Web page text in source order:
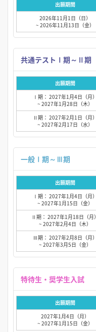
出願期間
2026年11月1日（日）
~ 2026年11月13日（金）
出願期間
Ⅰ期： 2027年1月4日（月）
~ 2027年1月28日（木）
Ⅱ期： 2027年2月1日（月）
~ 2027年2月17日（水）
出願期間
Ⅰ期： 2027年1月4日（月）
~ 2027年1月15日（金）
Ⅱ期： 2027年1月18日（月）
~ 2027年2月4日（木）
Ⅲ期： 2027年2月8日（月）
~ 2027年3月5日（金）
出願期間
2027年1月4日（月）
~ 2027年1月15日（金）